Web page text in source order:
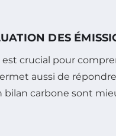
DES
est crucial pour
aussi de
carbone sont